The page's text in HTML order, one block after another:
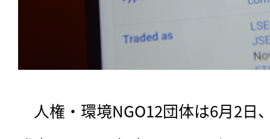
人権・環境NGO12団体は6月2日